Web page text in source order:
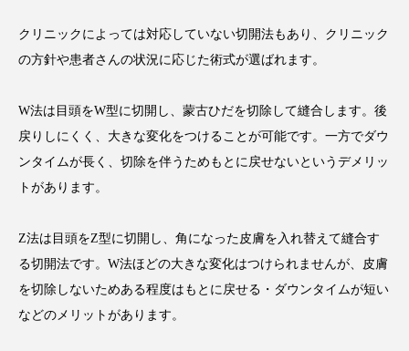
クリニックによっては対応していない切開法もあり、クリニック
の方針や患者さんの状況に応じた術式が選ばれます。
W法は目頭をW型に切開し、蒙古ひだを切除して縫合します。後
戻りしにくく、大きな変化をつけることが可能です。一方でダウ
ンタイムが長く、切除を伴うためもとに戻せないというデメリッ
トがあります。
Z法は目頭をZ型に切開し、角になった皮膚を入れ替えて縫合す
る切開法です。W法ほどの大きな変化はつけられませんが、皮膚
を切除しないためある程度はもとに戻せる・ダウンタイムが短い
などのメリットがあります。